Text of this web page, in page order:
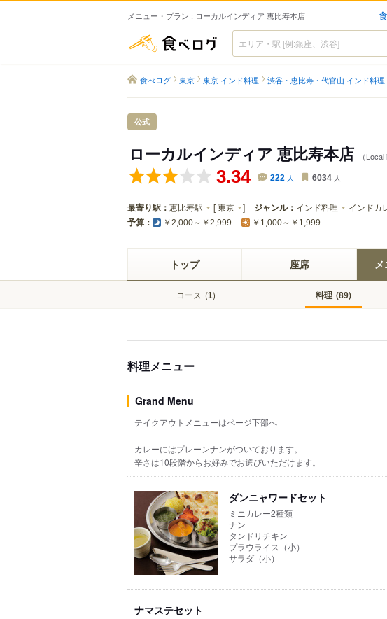
メニュー・プラン : ローカルインディア 恵比寿本店
食べログ
食べログ 東京 東京 インド料理 渋谷・恵比寿・代官山 インド料理
公式
ローカルインディア 恵比寿本店 （Local
3.34 222 人 6034 人
最寄り駅： 恵比寿駅 [東京 ] ジャンル： インド料理 インドカ
予算： ￥2,000～￥2,999 ￥1,000～￥1,999
トップ 座席
コース (1) 料理 (89)
料理メニュー
Grand Menu
テイクアウトメニューはページ下部へ
カレーにはプレーンナンがついております。
辛さは10段階からお好みでお選びいただけます。
ダンニャワードセット
ミニカレー2種類
ナン
タンドリチキン
プラウライス（小）
サラダ（小）
ナマステセット